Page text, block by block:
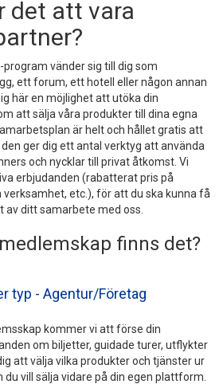
det att vara
vänder sig till dig som
ett forum, ett hotell eller någon annan
här en möjlighet att utöka din
att sälja våra produkter till dina egna
är helt och hållet gratis att
ger dig ett antal verktyg att använda
och nycklar till privat åtkomst. Vi
erbjudanden (rabatterat pris på
etc.), för att du ska kunna få
ditt samarbete med oss.
finns det?
typ - Agentur/Företag
kommer vi att förse din
om biljetter, guidade turer, utflykter
att välja vilka produkter och tjänster ur
vill sälja vidare på din egen plattform.